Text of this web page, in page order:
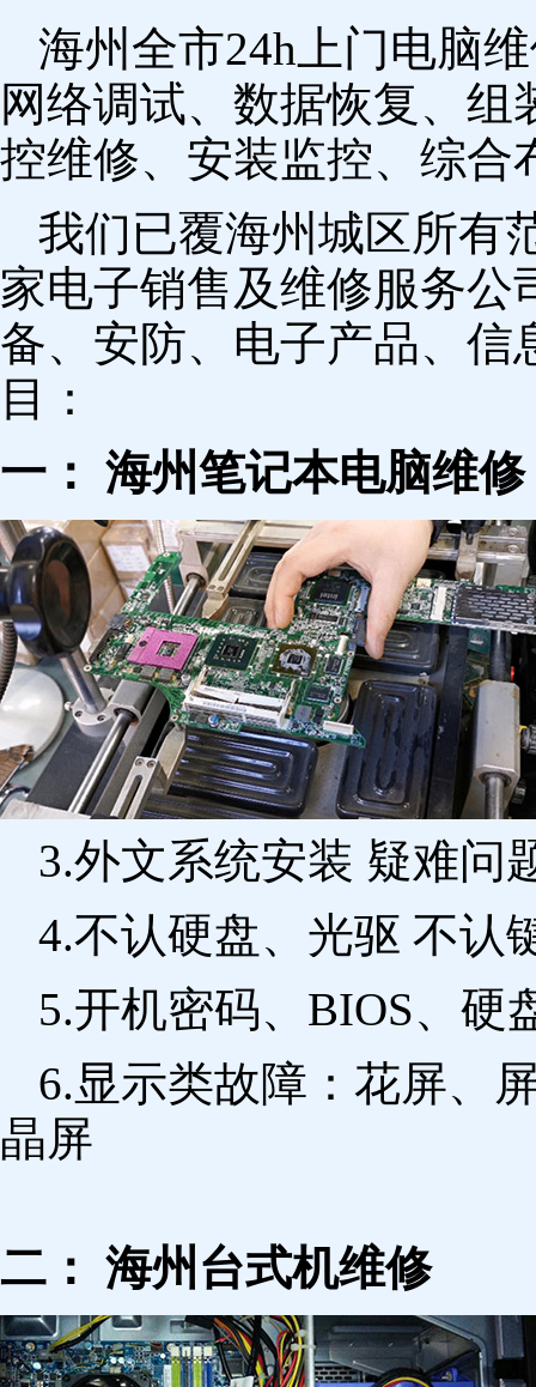
海州全市24h上门电脑
网络调试、数据恢复、
控维修、安装监控、综合
我们已覆海州城区所有
家电子销售及维修服务公
备、安防、电子产品、信
目：
一： 海州笔记本电脑维修
3.外文系统安装 疑难问
4.不认硬盘、光驱 不认
5.开机密码、BIOS、硬
6.显示类故障：花屏、
晶屏
二： 海州台式机维修